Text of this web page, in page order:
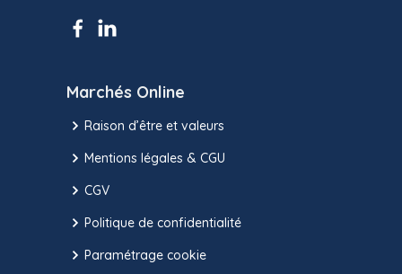
Marchés Online
Raison d’être et valeurs
Mentions légales & CGU
CGV
Politique de confidentialité
Paramétrage cookie